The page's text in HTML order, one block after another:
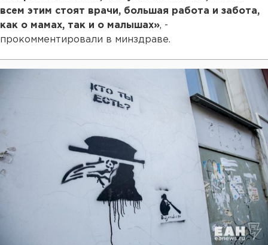
всем этим стоят врачи, большая работа и забота,
как о мамах, так и о малышах», -
прокомментировали в минздраве.